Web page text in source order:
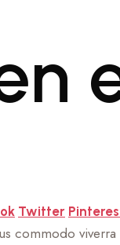
Twitter
commodo